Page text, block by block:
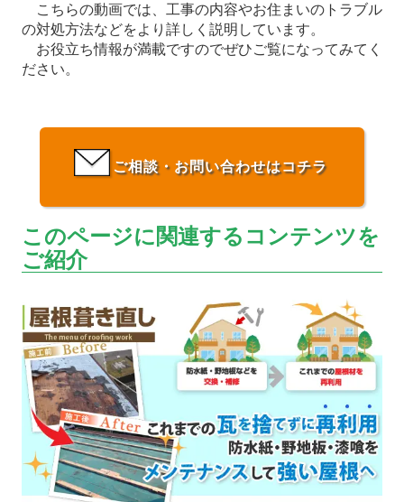
こちらの動画では、工事の内容やお住まいのトラブル
の対処方法などをより詳しく説明しています。
お役立ち情報が満載ですのでぜひご覧になってみてく
ださい。
ご相談・お問い合わせはコチラ
このページに関連するコンテンツを
ご紹介